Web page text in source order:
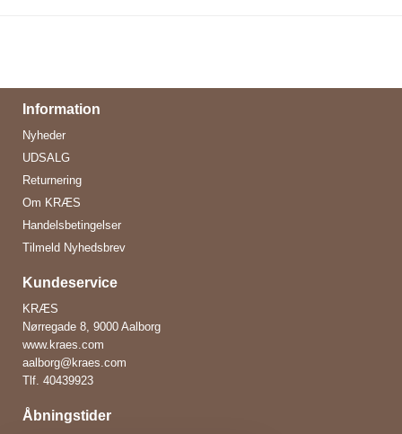
Information
Nyheder
UDSALG
Returnering
Om KRÆS
Handelsbetingelser
Tilmeld Nyhedsbrev
Kundeservice
KRÆS
Nørregade 8, 9000 Aalborg
www.kraes.com
aalborg@kraes.com
Tlf.40439923
Åbningstider